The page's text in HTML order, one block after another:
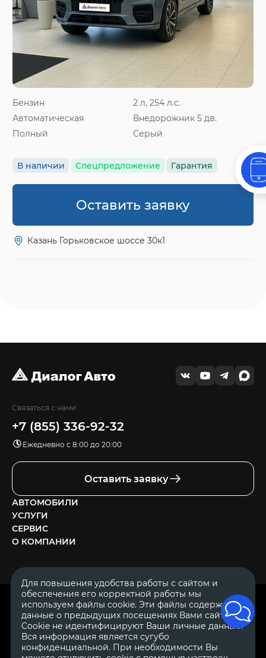
Бензин
2 л, 254 л.с.
Автоматическая
Внедорожник 5 дв.
Полный
Серый
В наличии Спецпредложение Гарантия
Оставить заявку
Казань Горьковское шоссе 30к1
Связаться с нами
+7 (855) 336-92-32
Ежедневно с 8:00 до 20:00
Оставить заявку
АВТОМОБИЛИ
УСЛУГИ
СЕРВИС
О КОМПАНИИ
© 2007—2026 «Диалог Авто» — автосалон. Все права защищены.
Обращаем Ваше внимание на то, что данный Интернет-сайт
носит исключительно информационный характер и ни при
каких условиях не является публичной офертой, определяемой
ОГРН 1111644005153
ИНН 1644062657
Для повышения удобства работы с сайтом и
обеспечения его корректной работы мы
используем файлы cookie. Эти файлы содержат
данные о предыдущих посещениях Вами сайта.
Cookie не идентифицируют Ваши личные данные.
Вся информация является сугубо
конфиденциальной. При необходимости Вы